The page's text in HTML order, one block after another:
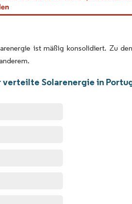
ist mäßig konsolidiert. Zu
Solarenergie in